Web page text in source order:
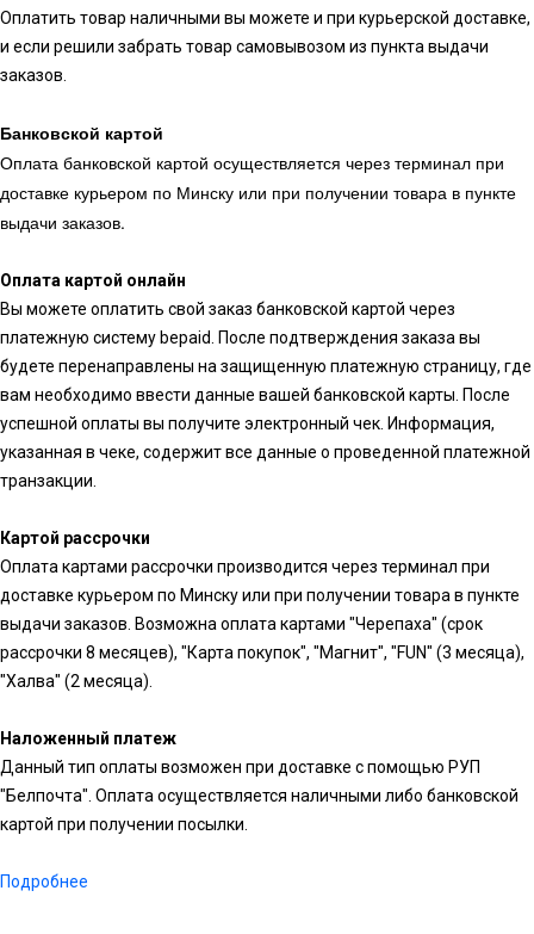
Оплатить товар наличными вы можете и при курьерской доставке,
и если решили забрать товар самовывозом из пункта выдачи
заказов.
Банковской картой
Оплата банковской картой осуществляется через терминал при
доставке курьером по Минску или при получении товара в пункте
выдачи заказов.
Оплата картой онлайн
Вы можете оплатить свой заказ банковской картой через
платежную систему bepaid. После подтверждения заказа вы
будете перенаправлены на защищенную платежную страницу, где
вам необходимо ввести данные вашей банковской карты. После
успешной оплаты вы получите электронный чек. Информация,
указанная в чеке, содержит все данные о проведенной платежной
транзакции.
Картой рассрочки
Оплата картами рассрочки производится через терминал при
доставке курьером по Минску или при получении товара в пункте
выдачи заказов. Возможна оплата картами "Черепаха" (срок
рассрочки 8 месяцев), "Карта покупок", "Магнит", "FUN" (3 месяца),
"Халва" (2 месяца).
Наложенный платеж
Данный тип оплаты возможен при доставке с помощью РУП
"Белпочта". Оплата осуществляется наличными либо банковской
картой при получении посылки.
Подробнее